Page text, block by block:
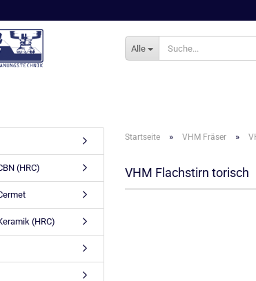
Alle
Startseite » VHM Fräser »
VHM Flachstirn torisch
(HRC)
(HRC)